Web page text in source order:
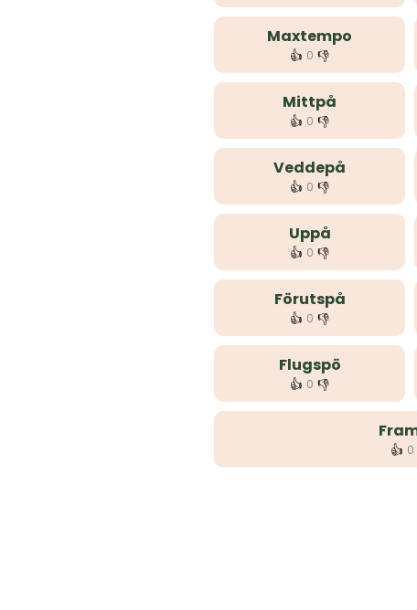
Maxtempo
👍 0 👎
Mittpå
👍 0 👎
Veddepå
👍 0 👎
Uppå
👍 0 👎
Förutspå
👍 0 👎
Flugspö
👍 0 👎
👍 0